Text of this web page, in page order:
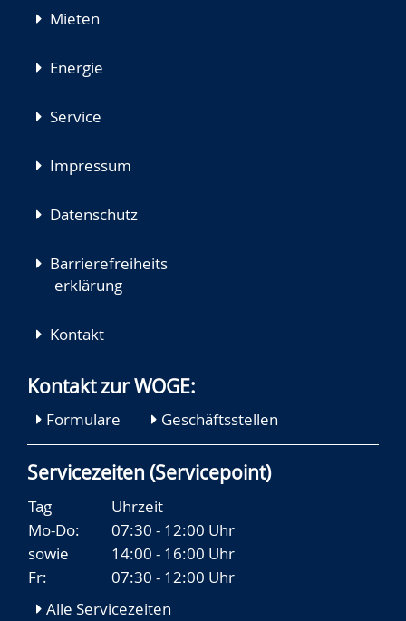
Mieten
Energie
Service
Impressum
Datenschutz
Barrierefreiheits
erklärung
Kontakt
Kontakt zur WOGE:
Formulare Geschäftsstellen
Servicezeiten (Servicepoint)
Tag
Uhrzeit
Mo-Do:
07:30 - 12:00 Uhr
sowie
14:00 - 16:00 Uhr
Fr:
07:30 - 12:00 Uhr
Alle Servicezeiten